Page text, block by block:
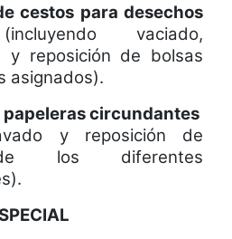
cestos para desechos
vaciado,
y reposición de bolsas
asignados).
papeleras circundantes
y reposición de
los diferentes